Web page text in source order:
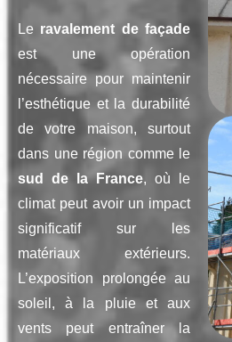
Le ravalement de façade
est une opération
nécessaire pour maintenir
l’esthétique et la durabilité
de votre maison, surtout
dans une région comme le
sud de la France, où le
climat peut avoir un impact
significatif sur les
matériaux extérieurs.
L’exposition prolongée au
soleil, à la pluie et aux
vents peut entraîner la